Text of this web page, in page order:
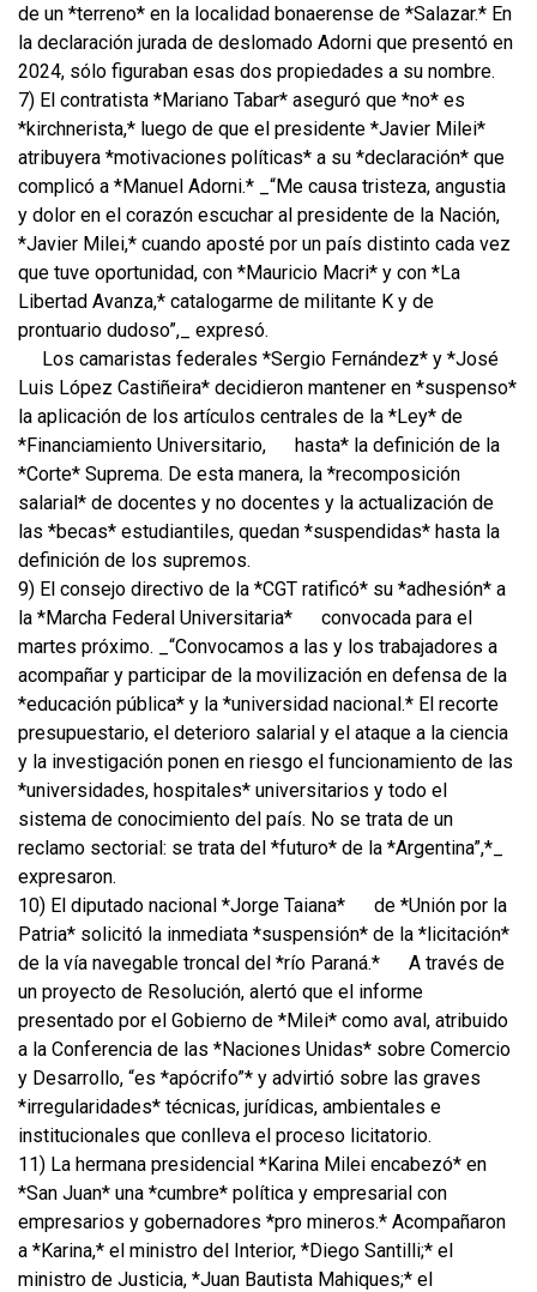
de un *terreno* en la localidad bonaerense de *Salazar.* En
la declaración jurada de deslomado Adorni que presentó en
2024, sólo figuraban esas dos propiedades a su nombre.
7) El contratista *Mariano Tabar* aseguró que *no* es
*kirchnerista,* luego de que el presidente *Javier Milei*
atribuyera *motivaciones políticas* a su *declaración* que
complicó a *Manuel Adorni.* _“Me causa tristeza, angustia
y dolor en el corazón escuchar al presidente de la Nación,
*Javier Milei,* cuando aposté por un país distinto cada vez
que tuve oportunidad, con *Mauricio Macri* y con *La
Libertad Avanza,* catalogarme de militante K y de
prontuario dudoso”,_ expresó.
Los camaristas federales *Sergio Fernández* y *José
Luis López Castiñeira* decidieron mantener en *suspenso*
la aplicación de los artículos centrales de la *Ley* de
*Financiamiento Universitario,
hasta* la definición de la
*Corte* Suprema. De esta manera, la *recomposición
salarial* de docentes y no docentes y la actualización de
las *becas* estudiantiles, quedan *suspendidas* hasta la
definición de los supremos.
9) El consejo directivo de la *CGT ratificó* su *adhesión* a
la *Marcha Federal Universitaria*
convocada para el
martes próximo. _“Convocamos a las y los trabajadores a
acompañar y participar de la movilización en defensa de la
*educación pública* y la *universidad nacional.* El recorte
presupuestario, el deterioro salarial y el ataque a la ciencia
y la investigación ponen en riesgo el funcionamiento de las
*universidades, hospitales* universitarios y todo el
sistema de conocimiento del país. No se trata de un
reclamo sectorial: se trata del *futuro* de la *Argentina”,*_
expresaron.
10) El diputado nacional *Jorge Taiana*
de *Unión por la
Patria* solicitó la inmediata *suspensión* de la *licitación*
de la vía navegable troncal del *río Paraná.*
A través de
un proyecto de Resolución, alertó que el informe
presentado por el Gobierno de *Milei* como aval, atribuido
a la Conferencia de las *Naciones Unidas* sobre Comercio
y Desarrollo, “es *apócrifo”* y advirtió sobre las graves
*irregularidades* técnicas, jurídicas, ambientales e
institucionales que conlleva el proceso licitatorio.
11) La hermana presidencial *Karina Milei encabezó* en
*San Juan* una *cumbre* política y empresarial con
empresarios y gobernadores *pro mineros.* Acompañaron
a *Karina,* el ministro del Interior, *Diego Santilli;* el
ministro de Justicia, *Juan Bautista Mahiques;* el